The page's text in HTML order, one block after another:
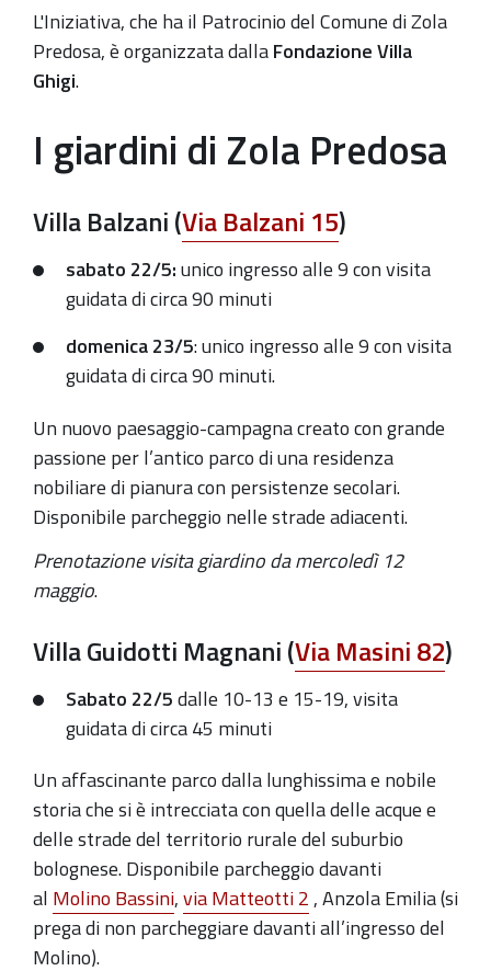
2021-
05-
23T23:59:59+02:00
L'Iniziativa, che ha il Patrocinio del Comune di Zola
Predosa, è organizzata dallaFondazione Villa
Ghigi.
I giardini di Zola Predosa
Villa Balzani(Via Balzani 15)
sabato 22/5:unico ingresso alle 9 con visita
guidata di circa 90 minuti
domenica 23/5: unico ingresso alle 9 con visita
guidata di circa 90 minuti.
Un nuovo paesaggio-campagna creato con grande
passione per l’antico parco di una residenza
nobiliare di pianura con persistenze secolari.
Disponibile parcheggio nelle strade adiacenti.
Prenotazione visita giardino da mercoledì 12
maggio.
Villa Guidotti Magnani(Via Masini 82)
Sabato 22/5dalle 10-13 e 15-19, visita
guidata di circa 45 minuti
Un affascinante parco dalla lunghissima e nobile
storia che si è intrecciata con quella delle acque e
delle strade del territorio rurale del suburbio
bolognese. Disponibile parcheggio davanti
al Molino Bassini,via Matteotti 2, Anzola Emilia (si
prega di non parcheggiare davanti all’ingresso del
Molino).